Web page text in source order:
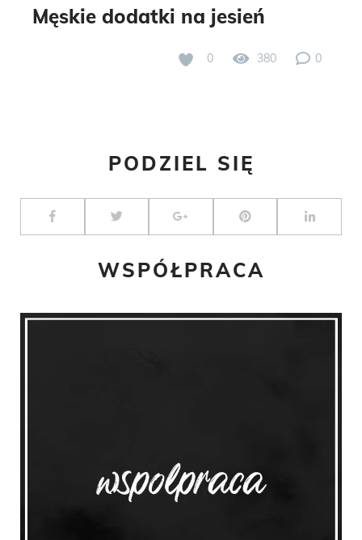
Męskie dodatki na jesień
0 380 0
PODZIEL SIĘ
WSPÓŁPRACA